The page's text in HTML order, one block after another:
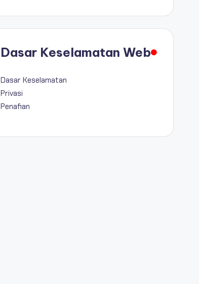
Dasar Keselamatan Web
Dasar Keselamatan
Privasi
Penafian